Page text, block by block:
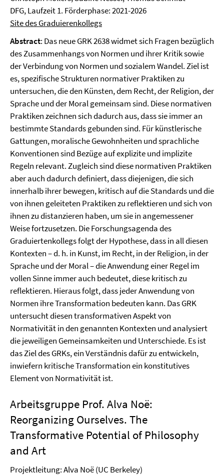
DFG, Laufzeit 1. Förderphase: 2021-2026
Site desGraduierenkollegs
Abstract: Das neue GRK 2638 widmet sich Fragen bezüglich
des Zusammenhangs von Normen und ihrer Kritik sowie
der Verbindung von Normen und sozialem Wandel. Ziel ist
es, spezifische Strukturen normativer Praktiken zu
untersuchen, die den Künsten, dem Recht, der Religion, der
Sprache und der Moral gemeinsam sind. Diese normativen
Praktiken zeichnen sich dadurch aus, dass sie immer an
bestimmte Standards gebunden sind. Für künstlerische
Gattungen, moralische Gewohnheiten und sprachliche
Konventionen sind Bezüge auf explizite und implizite
Regeln relevant. Zugleich sind diese normativen Praktiken
aber auch dadurch definiert, dass diejenigen, die sich
innerhalb ihrer bewegen, kritisch auf die Standards und die
von ihnen geleiteten Praktiken zu reflektieren und sich von
ihnen zu distanzieren haben, um sie in angemessener
Weise fortzusetzen. Die Forschungsagenda des
Graduiertenkollegs folgt der Hypothese, dass in all diesen
Kontexten – d. h. in Kunst, im Recht, in der Religion, in der
Sprache und der Moral – die Anwendung einer Regel im
vollen Sinne immer auch bedeutet, diese kritisch zu
reflektieren. Hieraus folgt, dass jeder Anwendung von
Normen ihre Transformation bedeuten kann. Das GRK
untersucht diesen transformativen Aspekt von
Normativität in den genannten Kontexten und analysiert
die jeweiligen Gemeinsamkeiten und Unterschiede. Es ist
das Ziel des GRKs, ein Verständnis dafür zu entwickeln,
inwiefern kritische Transformation ein konstitutives
Element von Normativität ist.
Arbeitsgruppe Prof. Alva Noë:
Reorganizing Ourselves. The
Transformative Potential of Philosophy
and Art
Projektleitung: Alva Noë (UC Berkeley)